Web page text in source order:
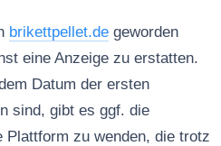
brikettpellet.degeworden
eine Anzeige zu erstatten.
Datum der ersten
sind, gibt es ggf. die
zu wenden, die trotz